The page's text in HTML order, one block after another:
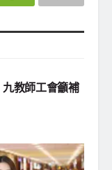
教師工會籲補